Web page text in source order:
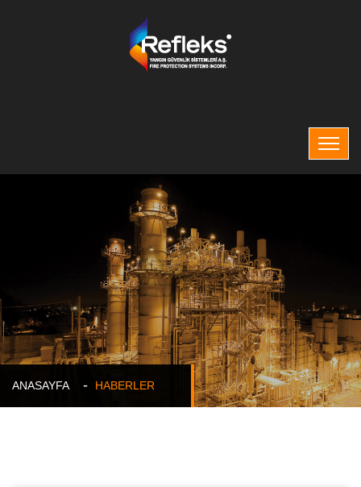
ANASAYFA HABERLER